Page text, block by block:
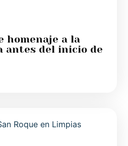
homenaje a la
antes del inicio de